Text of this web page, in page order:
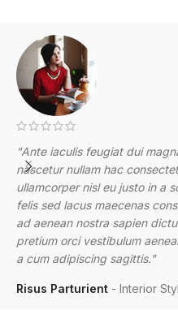
"Ante iaculis feugiat dui
nascetur nullam hac
ullamcorper nisl eu justo in a
felis sed lacus maecenas
ad aenean nostra sapien
pretium orci vestibulum
a cum adipiscing sagittis."
Risus Parturient Interior